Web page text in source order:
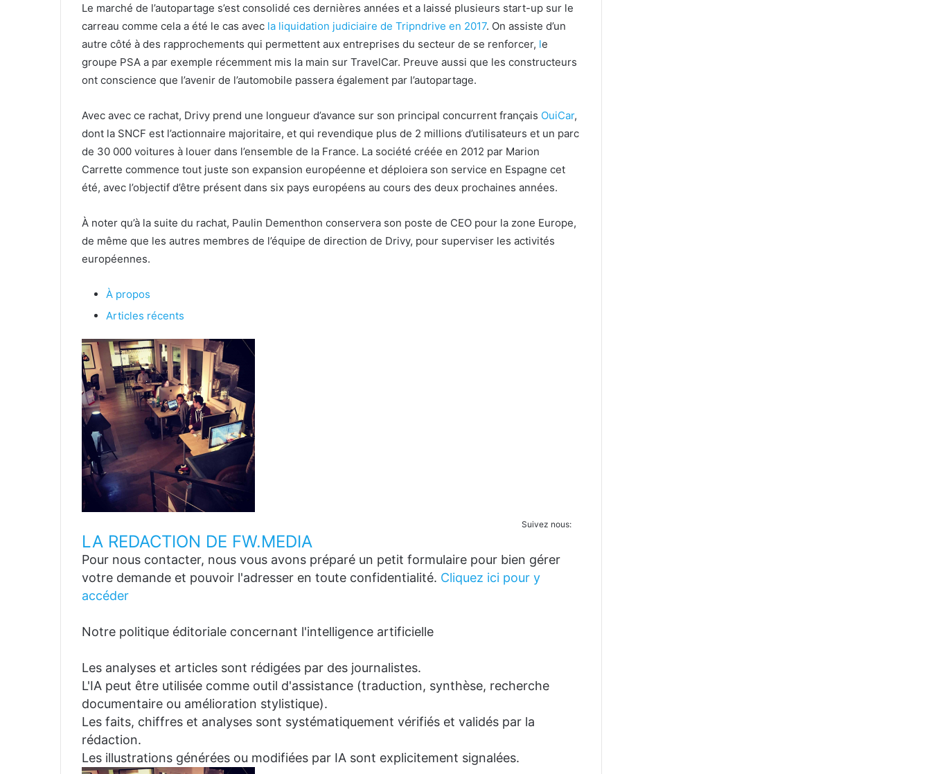
Le marché de l’autopartage s’est consolidé ces dernières années et a laissé plusieurs start-up sur le
carreau comme cela a été le cas avec la liquidation judiciaire de Tripndrive en 2017. On assiste d’un
autre côté à des rapprochements qui permettent aux entreprises du secteur de se renforcer, le
groupe PSA a par exemple récemment mis la main sur TravelCar. Preuve aussi que les constructeurs
ont conscience que l’avenir de l’automobile passera également par l’autopartage.
Avec avec ce rachat, Drivy prend une longueur d’avance sur son principal concurrent français OuiCar,
dont la SNCF est l’actionnaire majoritaire, et qui revendique plus de 2 millions d’utilisateurs et un parc
de 30 000 voitures à louer dans l’ensemble de la France. La société créée en 2012 par Marion
Carrette commence tout juste son expansion européenne et déploiera son service en Espagne cet
été, avec l’objectif d’être présent dans six pays européens au cours des deux prochaines années.
À noter qu’à la suite du rachat, Paulin Dementhon conservera son poste de CEO pour la zone Europe,
de même que les autres membres de l’équipe de direction de Drivy, pour superviser les activités
européennes.
À propos
Articles récents
Suivez nous:
LA REDACTION DE FW.MEDIA
Pour nous contacter, nous vous avons préparé un petit formulaire pour bien gérer
votre demande et pouvoir l'adresser en toute confidentialité. Cliquez ici pour y
accéder
Notre politique éditoriale concernant l'intelligence artificielle
Les analyses et articles sont rédigées par des journalistes.
L'IA peut être utilisée comme outil d'assistance (traduction, synthèse, recherche
documentaire ou amélioration stylistique).
Les faits, chiffres et analyses sont systématiquement vérifiés et validés par la
rédaction.
Les illustrations générées ou modifiées par IA sont explicitement signalées.